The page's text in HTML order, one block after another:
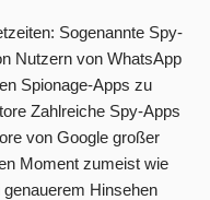
Sogenannte Spy-
Nutzern von WhatsApp
Spionage-Apps zu
Zahlreiche Spy-Apps
von Google großer
Moment zumeist wie
Hinsehen